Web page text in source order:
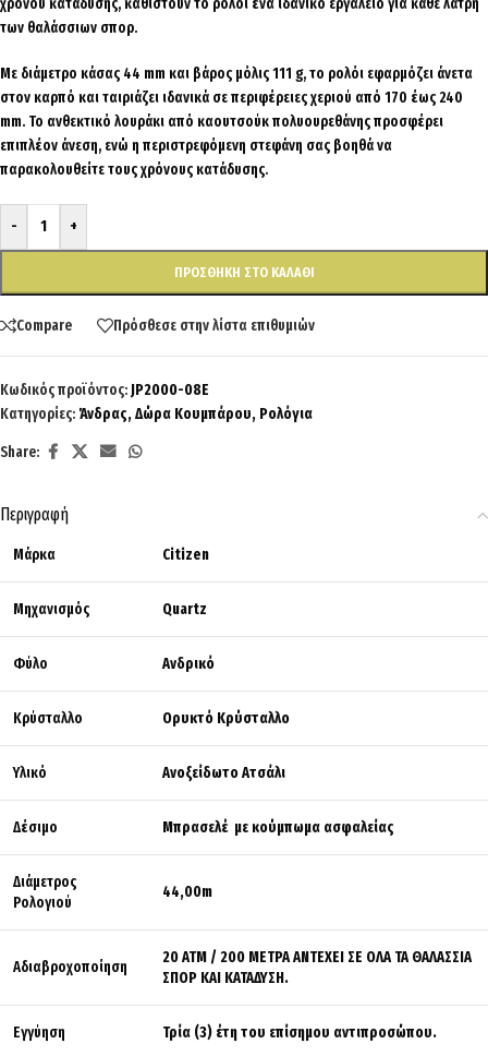
χρόνου κατάδυσης, καθιστούν το ρολόι ένα ιδανικό εργαλείο για κάθε λάτρη
των θαλάσσιων σπορ.
Με διάμετρο κάσας 44 mm και βάρος μόλις 111 g, το ρολόι εφαρμόζει άνετα
στον καρπό και ταιριάζει ιδανικά σε περιφέρειες χεριού από 170 έως 240
mm. Το ανθεκτικό λουράκι από καουτσούκ πολυουρεθάνης προσφέρει
επιπλέον άνεση, ενώ η περιστρεφόμενη στεφάνη σας βοηθά να
παρακολουθείτε τους χρόνους κατάδυσης.
- +
ΠΡΟΣΘΉΚΗ ΣΤΟ ΚΑΛΆΘΙ
Compare Πρόσθεσε στην λίστα επιθυμιών
Κωδικός προϊόντος: JP2000-08E
Κατηγορίες: Άνδρας,Δώρα Κουμπάρου, Ρολόγια
Share:
Περιγραφή
Μάρκα Citizen
Μηχανισμός Quartz
Φύλο Ανδρικό
Κρύσταλλο Ορυκτό Κρύσταλλο
Υλικό Ανοξείδωτο Ατσάλι
Δέσιμο Μπρασελέ με κούμπωμα ασφαλείας
Διάμετρος
Ρολογιού
44,00m
Αδιαβροχοποίηση
20 ΑΤΜ / 200 ΜΕΤΡΑ ΑΝΤΕΧΕΙ ΣΕ ΟΛΑ ΤΑ ΘΑΛΑΣΣΙΑ
ΣΠΟΡ ΚΑΙ ΚΑΤΑΔΥΣΗ.
Εγγύηση Τρία (3) έτη του επίσημου αντιπροσώπου.